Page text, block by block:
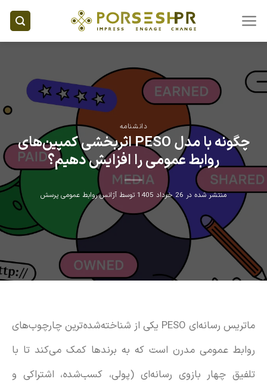
content
دانشنامه
چگونه با مدل PESO اثربخشی کمپین‌های
روابط عمومی را افزایش دهیم؟
منتشر شده در 26 خرداد 1405 توسط آژانس روابط عمومی پرسش
ماتریس رسانه‌ای PESO یکی از شناخته‌شده‌ترین چارچوب‌های
روابط عمومی مدرن است که به برندها کمک می‌کند تا با
تلفیق چهار بازوی رسانه‌ای (پولی، کسب‌شده، اشتراکی و